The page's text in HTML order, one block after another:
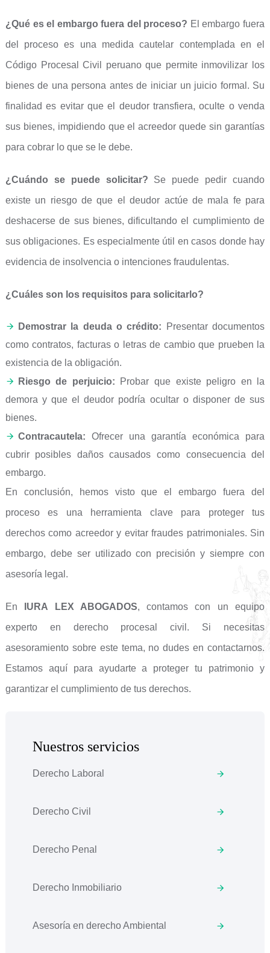
¿Qué es el embargo fuera del proceso? El embargo fuera
del proceso es una medida cautelar contemplada en el
Código Procesal Civil peruano que permite inmovilizar los
bienes de una persona antes de iniciar un juicio formal. Su
finalidad es evitar que el deudor transfiera, oculte o venda
sus bienes, impidiendo que el acreedor quede sin garantías
para cobrar lo que se le debe.
¿Cuándo se puede solicitar? Se puede pedir cuando
existe un riesgo de que el deudor actúe de mala fe para
deshacerse de sus bienes, dificultando el cumplimiento de
sus obligaciones. Es especialmente útil en casos donde hay
evidencia de insolvencia o intenciones fraudulentas.
¿Cuáles son los requisitos para solicitarlo?
Demostrar la deuda o crédito: Presentar documentos
como contratos, facturas o letras de cambio que prueben la
existencia de la obligación.
Riesgo de perjuicio: Probar que existe peligro en la
demora y que el deudor podría ocultar o disponer de sus
bienes.
Contracautela: Ofrecer una garantía económica para
cubrir posibles daños causados como consecuencia del
embargo.
En conclusión, hemos visto que el embargo fuera del
proceso es una herramienta clave para proteger tus
derechos como acreedor y evitar fraudes patrimoniales. Sin
embargo, debe ser utilizado con precisión y siempre con
asesoría legal.
En IURA LEX ABOGADOS, contamos con un equipo
experto en derecho procesal civil. Si necesitas
asesoramiento sobre este tema, no dudes en contactarnos.
Estamos aquí para ayudarte a proteger tu patrimonio y
garantizar el cumplimiento de tus derechos.
Nuestros servicios
Derecho Laboral
Derecho Civil
Derecho Penal
Derecho Inmobiliario
Asesoría en derecho Ambiental